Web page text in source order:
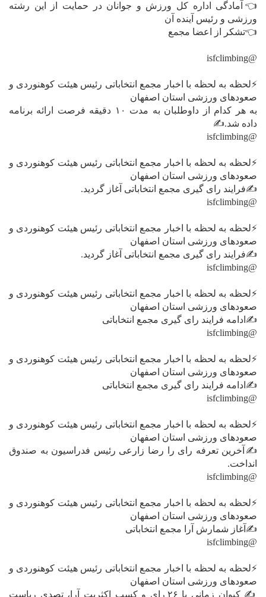
👈آمادگی اداره کل ورزش و جوانان در حمایت از این رشته
ورزشی و رئیس آینده آن
👈تشکر از اعضا مجمع
@isfclimbing
⚡️لحظه به لحظه با اخبار مجمع انتخاباتی رئیس هیئت کوهنوردی و
صعودهای ورزشی استان اصفهان
به هر کدام از داوطلبان به مدت ۱۰ دقیقه فرصت ارائه برنامه
داده شد.✍
@isfclimbing
⚡️لحظه به لحظه با اخبار مجمع انتخاباتی رئیس هیئت کوهنوردی و
صعودهای ورزشی استان اصفهان
✍فرایند رای گیری مجمع انتخاباتی آغاز گردید.
@isfclimbing
⚡️لحظه به لحظه با اخبار مجمع انتخاباتی رئیس هیئت کوهنوردی و
صعودهای ورزشی استان اصفهان
✍فرایند رای گیری مجمع انتخاباتی آغاز گردید.
@isfclimbing
⚡️لحظه به لحظه با اخبار مجمع انتخاباتی رئیس هیئت کوهنوردی و
صعودهای ورزشی استان اصفهان
✍ادامه فرایند رای گیری مجمع انتخاباتی
@isfclimbing
⚡️لحظه به لحظه با اخبار مجمع انتخاباتی رئیس هیئت کوهنوردی و
صعودهای ورزشی استان اصفهان
✍ادامه فرایند رای گیری مجمع انتخاباتی
@isfclimbing
⚡️لحظه به لحظه با اخبار مجمع انتخاباتی رئیس هیئت کوهنوردی و
صعودهای ورزشی استان اصفهان
✍آخرین تعرفه رای را رضا زارعی رئیس فدراسیون به صندوق
انداخت.
@isfclimbing
⚡️لحظه به لحظه با اخبار مجمع انتخاباتی رئیس هیئت کوهنوردی و
صعودهای ورزشی استان اصفهان
✍آغاز شمارش آرا مجمع انتخاباتی
@isfclimbing
⚡️لحظه به لحظه با اخبار مجمع انتخاباتی رئیس هیئت کوهنوردی و
صعودهای ورزشی استان اصفهان
✍ کیوان زمانی با ۲۶ رای و کسب اکثریت آرا، تصدی ریاست